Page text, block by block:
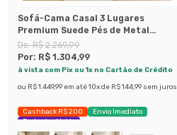
Sofá-Cama Casal 3 Lugares
Premium Suede Pés de Metal
Preto
De:R$ 2.269,99
Por: R$ 1.304,99
à vista com Pix ou 1x no Cartão de Crédito
ou R$ 1.449,99 em até 10x de R$ 144,99 sem juros
Cashback R$ 200
Envio Imediato
Exclusivo Mobly